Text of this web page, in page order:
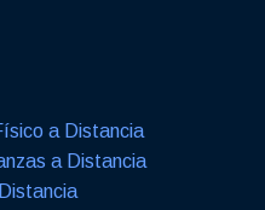
a Distancia
a Distancia